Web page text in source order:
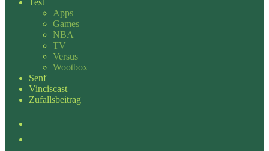
Test
Apps
Games
NBA
TV
Versus
Wootbox
Senf
Vinciscast
Zufallsbeitrag